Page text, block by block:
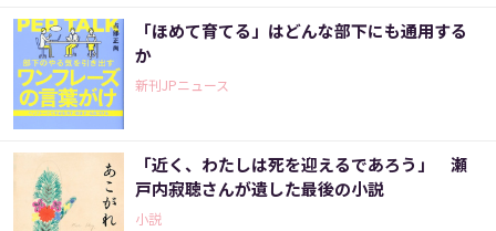
「ほめて育てる」はどんな部下にも通用する
か
新刊JPニュース
「近く、わたしは死を迎えるであろう」 瀬
戸内寂聴さんが遺した最後の小説
小説